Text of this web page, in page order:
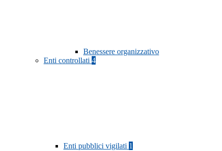
Benessere organizzativo
Enti controllati 4
Enti pubblici vigilati 1